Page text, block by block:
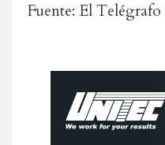
Fuente: El Telégrafo